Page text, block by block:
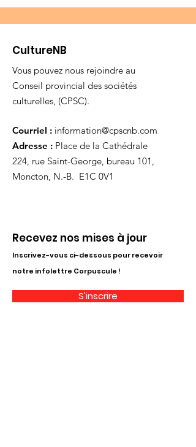
CultureNB
Vous pouvez nous rejoindre au
Conseil provincial des sociétés
culturelles, (CPSC).
Courriel : information@cpscnb.com
Adresse : Place de la Cathédrale
224, rue Saint-George, bureau 101,
Moncton, N.-B. E1C 0V1
Recevez nos mises à jour
Inscrivez-vous ci-dessous pour recevoir
notre infolettre Corpuscule !
S'inscrire